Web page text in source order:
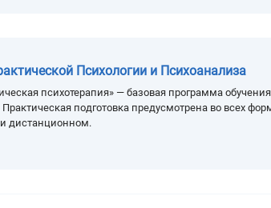
Психологии и Психоанализа
психотерапия» — базовая программа
подготовка предусмотрена во всех
дистанционном.